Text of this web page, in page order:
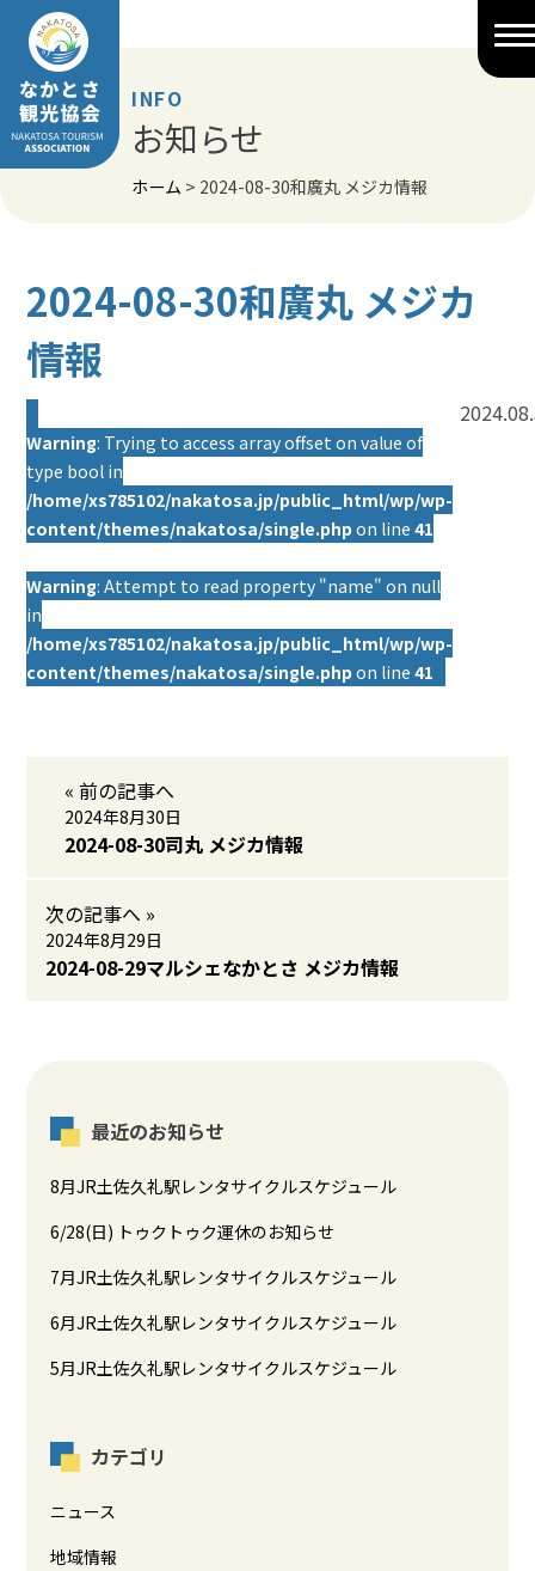
Skip
content
INFO
お知らせ
ホーム > 2024-08-30和廣丸 メジカ情報
2024-08-30和廣丸 メジカ
情報
Warning: Trying to access array offset on value of
type bool in
/home/xs785102/nakatosa.jp/public_html/wp/wp-
content/themes/nakatosa/single.php on line41
Warning: Attempt to read property "name" on null
in
/home/xs785102/nakatosa.jp/public_html/wp/wp-
content/themes/nakatosa/single.php on line41
« 前の記事へ
2024年8月30日
2024-08-30司丸 メジカ情報
次の記事へ »
2024年8月29日
2024-08-29マルシェなかとさ メジカ情報
最近のお知らせ
8月JR土佐久礼駅レンタサイクルスケジュール
6/28(日) トゥクトゥク運休のお知らせ
7月JR土佐久礼駅レンタサイクルスケジュール
6月JR土佐久礼駅レンタサイクルスケジュール
5月JR土佐久礼駅レンタサイクルスケジュール
カテゴリ
ニュース
地域情報